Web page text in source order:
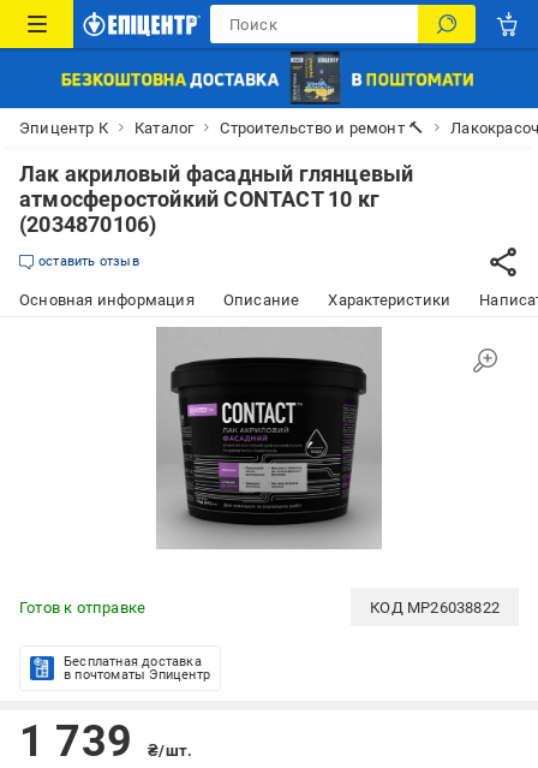
Эпицентр К Каталог Строительство и ремонт 🔨
Лак акриловый фасадный глянцевый
атмосферостойкий CONTACT 10 кг
(2034870106)
оставить отзыв
Основная информация Описание Характеристики
Готов к отправке КОД MP26038822
Бесплатная доставка
в почтоматы Эпицентр
1 739 ₴/шт.